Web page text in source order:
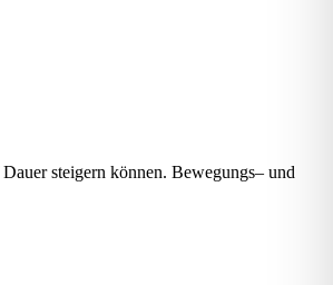
Dauer steigern können. Bewegungs– und